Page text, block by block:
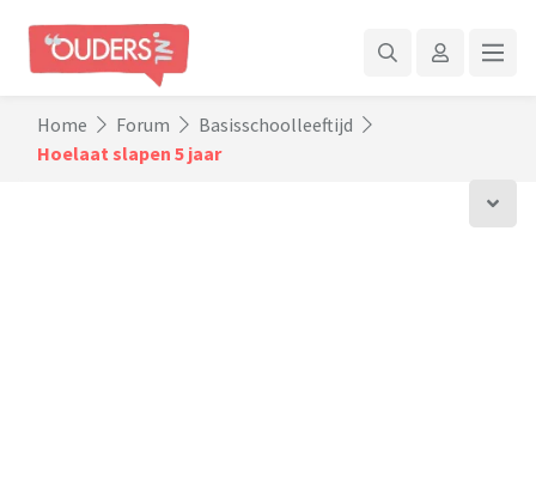
Home Forum
Basisschoolleeftijd
Hoelaat slapen 5 jaar